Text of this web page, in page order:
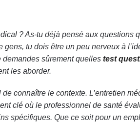
? As-tu déjà pensé aux questions
tu dois être un peu nerveux à
demandes sûrement quelles test
les aborder.
connaître le contexte. L’entretien
clé où le professionnel de santé
spécifiques. Que ce soit pour un